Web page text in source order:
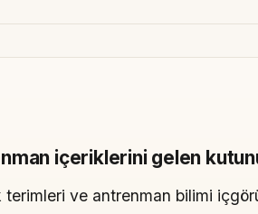
içeriklerini gelen
ve antrenman bilimi